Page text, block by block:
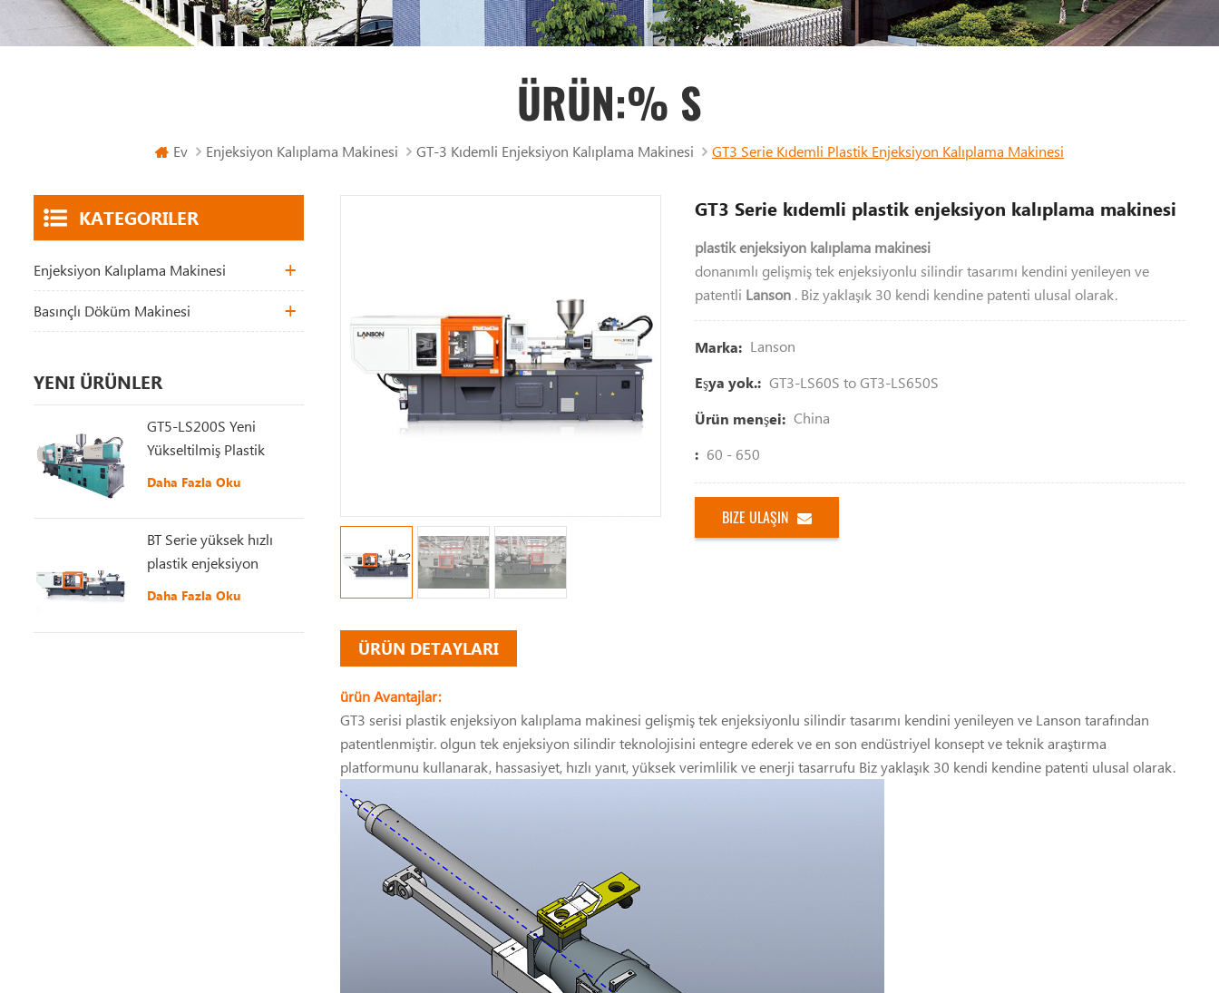
ÜRÜN:% S
Ev Enjeksiyon Kalıplama Makinesi GT-3 Kıdemli Enjeksiyon Kalıplama Makinesi GT3 Serie Kıdemli Plastik Enjeksiyon Kalıplama Makinesi
GT3 Serie kıdemli plastik enjeksiyon kalıplama makinesi
plastik enjeksiyon kalıplama makinesi
donanımlı gelişmiş tek enjeksiyonlu silindir tasarımı kendini yenileyen ve
patentli Lanson . Biz yaklaşık 30 kendi kendine patenti ulusal olarak.
Marka: Lanson
Eşya yok.: GT3-LS60S to GT3-LS650S
Ürün menşei: China
: 60 - 650
BIZE ULAŞIN
ÜRÜN DETAYLARI
ürün Avantajlar:
GT3 serisi plastik enjeksiyon kalıplama makinesi gelişmiş tek enjeksiyonlu silindir tasarımı kendini yenileyen ve Lanson tarafından
patentlenmiştir. olgun tek enjeksiyon silindir teknolojisini entegre ederek ve en son endüstriyel konsept ve teknik araştırma
platformunu kullanarak, hassasiyet, hızlı yanıt, yüksek verimlilik ve enerji tasarrufu Biz yaklaşık 30 kendi kendine patenti ulusal olarak.
KATEGORILER
Enjeksiyon Kalıplama Makinesi
Basınçlı Döküm Makinesi
YENI ÜRÜNLER
GT5-LS200S Yeni
Yükseltilmiş Plastik
Enjeksiyon Makinesi
Daha Fazla Oku
BT Serie yüksek hızlı
plastik enjeksiyon
kalıplama makinesi
Daha Fazla Oku